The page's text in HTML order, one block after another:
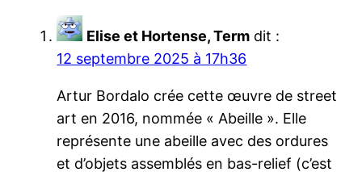
Elise et Hortense, Term dit :
12 septembre 2025 à 17h36
Artur Bordalo crée cette œuvre de street
art en 2016, nommée « Abeille ». Elle
représente une abeille avec des ordures
et d’objets assemblés en bas-relief (c’est